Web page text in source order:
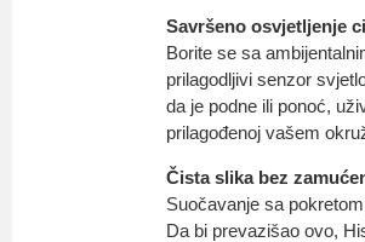
Savršeno osvjetljenje
Borite se sa
prilagodljivi senzor
da je podne ili ponoć,
prilagođenoj vašem
Čista slika bez
Suočavanje sa
Da bi prevazišao ovo,